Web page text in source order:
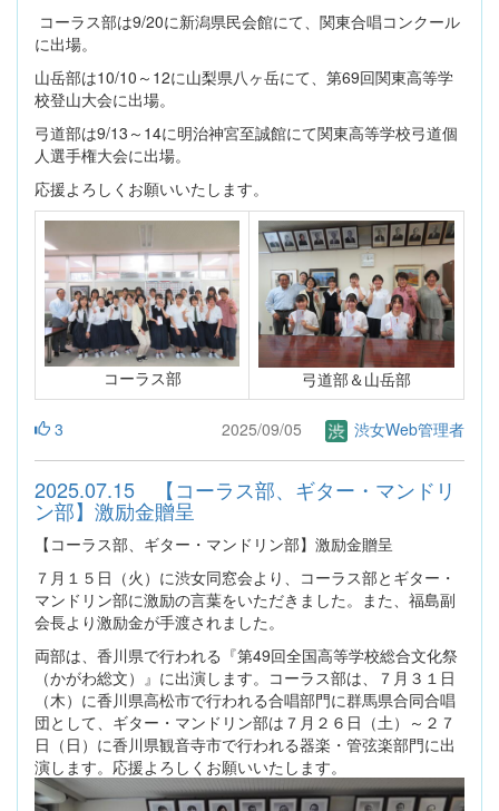
コーラス部は9/20に新潟県民会館にて、関東合唱コンクール
に出場。
山岳部は10/10～12に山梨県八ヶ岳にて、第69回関東高等学
校登山大会に出場。
弓道部は9/13～14に明治神宮至誠館にて関東高等学校弓道個
人選手権大会に出場。
応援よろしくお願いいたします。
コーラス部 弓道部＆山岳部
3 2025/09/05 渋女Web管理者
2025.07.15 【コーラス部、ギター・マンドリ
ン部】激励金贈呈
【コーラス部、ギター・マンドリン部】激励金贈呈
７月１５日（火）に渋女同窓会より、コーラス部とギター・
マンドリン部に激励の言葉をいただきました。また、福島副
会長より激励金が手渡されました。
両部は、香川県で行われる『第49回全国高等学校総合文化祭
（かがわ総文）』に出演します。コーラス部は、７月３１日
（木）に香川県高松市で行われる合唱部門に群馬県合同合唱
団として、ギター・マンドリン部は７月２６日（土）～２７
日（日）に香川県観音寺市で行われる器楽・管弦楽部門に出
演します。応援よろしくお願いいたします。